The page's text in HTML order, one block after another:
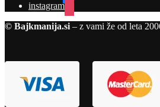
instagram
© Bajkmanija.si– z vami že od leta